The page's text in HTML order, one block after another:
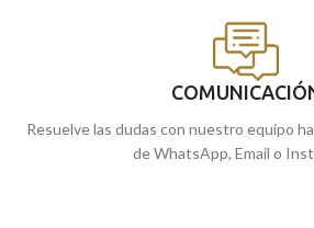
Resuelve las dudas con nuestro equipo
de WhatsApp, Email o